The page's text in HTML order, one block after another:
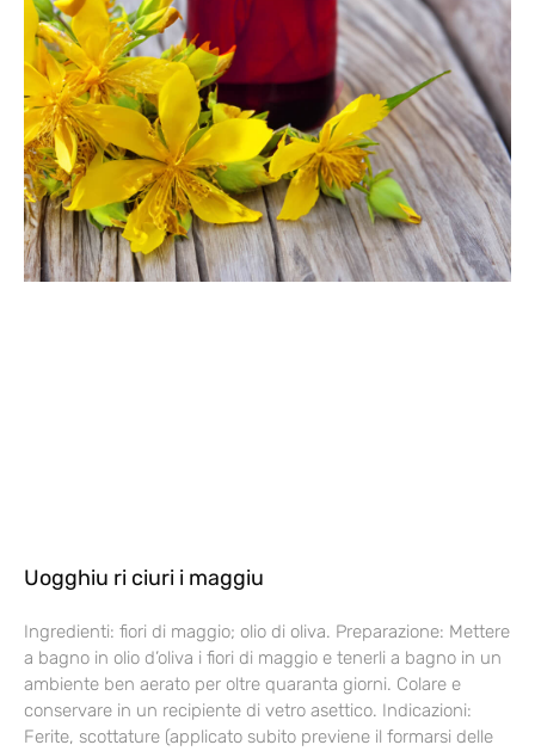
Uogghiu ri ciuri i maggiu
Ingredienti: fiori di maggio; olio di oliva. Preparazione: Mettere
a bagno in olio d’oliva i fiori di maggio e tenerli a bagno in un
ambiente ben aerato per oltre quaranta giorni. Colare e
conservare in un recipiente di vetro asettico. Indicazioni:
Ferite, scottature (applicato subito previene il formarsi delle